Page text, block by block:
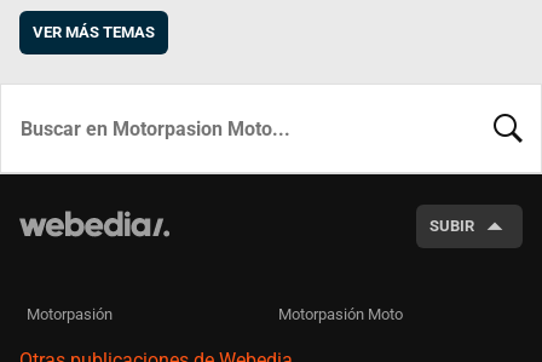
VER MÁS TEMAS
SUBIR
Motorpasión Motorpasión Moto